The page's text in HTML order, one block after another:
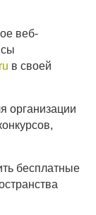
веб-
в своей
организации
бесплатные